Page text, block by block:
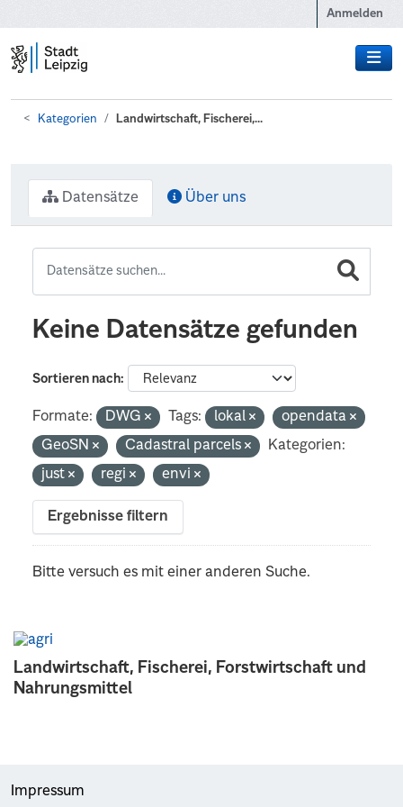
Anmelden
Kategorien Landwirtschaft, Fischerei,...
Landwirtschaft, Fischerei, Forstwirtschaft und
Nahrungsmittel
Datensätze Über uns
Keine Datensätze gefunden
Sortieren nach
Formate: DWG Tags: lokal
opendata
GeoSN
Cadastral parcels
Kategorien:
just
regi envi
Ergebnisse filtern
Bitte versuch es mit einer anderen Suche.
Impressum